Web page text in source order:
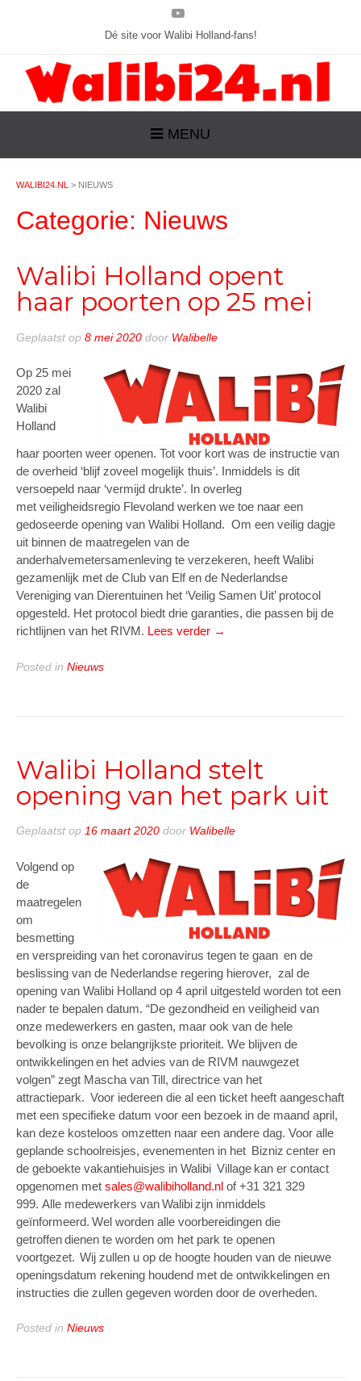
Dé site voor Walibi Holland-fans!
MENU
WALIBI24.NL > NIEUWS
Categorie: Nieuws
Walibi Holland opent
haar poorten op 25 mei
Geplaatst op 8 mei 2020 door Walibelle
Op 25 mei
2020 zal
Walibi
Holland
haar poorten weer openen. Tot voor kort was de instructie van
de overheid ‘blijf zoveel mogelijk thuis’. Inmiddels is dit
versoepeld naar ‘vermijd drukte’. In overleg
met veiligheidsregio Flevoland werken we toe naar een
gedoseerde opening van Walibi Holland. Om een veilig dagje
uit binnen de maatregelen van de
anderhalvemetersamenleving te verzekeren, heeft Walibi
gezamenlijk met de Club van Elf en de Nederlandse
Vereniging van Dierentuinen het ‘Veilig Samen Uit’ protocol
opgesteld. Het protocol biedt drie garanties, die passen bij de
richtlijnen van het RIVM. Lees verder “Walibi
→
Posted in Nieuws
Walibi Holland stelt
opening van het park uit
Geplaatst op 16 maart 2020 door Walibelle
Volgend op
de
maatregelen
om
besmetting
en verspreiding van het coronavirus tegen te gaan en de
beslissing van de Nederlandse regering hierover, zal de
opening van Walibi Holland op 4 april uitgesteld worden tot een
nader te bepalen datum. “De gezondheid en veiligheid van
onze medewerkers en gasten, maar ook van de hele
bevolking is onze belangrijkste prioriteit. We blijven de
ontwikkelingen en het advies van de RIVM nauwgezet
volgen” zegt Mascha van Till, directrice van het
attractiepark. Voor iedereen die al een ticket heeft aangeschaft
met een specifieke datum voor een bezoek in de maand april,
kan deze kosteloos omzetten naar een andere dag. Voor alle
geplande schoolreisjes, evenementen in het Bizniz center en
de geboekte vakantiehuisjes in Walibi Village kan er contact
opgenomen met sales@walibiholland.nl of +31 321 329
999. Alle medewerkers van Walibi zijn inmiddels
geïnformeerd. Wel worden alle voorbereidingen die
getroffen dienen te worden om het park te openen
voortgezet. Wij zullen u op de hoogte houden van de nieuwe
openingsdatum rekening houdend met de ontwikkelingen en
instructies die zullen gegeven worden door de overheden.
Posted in Nieuws